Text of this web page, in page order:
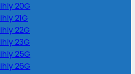
Ihly 20G
Ihly 21G
Ihly 22G
Ihly 23G
Ihly 25G
Ihly 26G